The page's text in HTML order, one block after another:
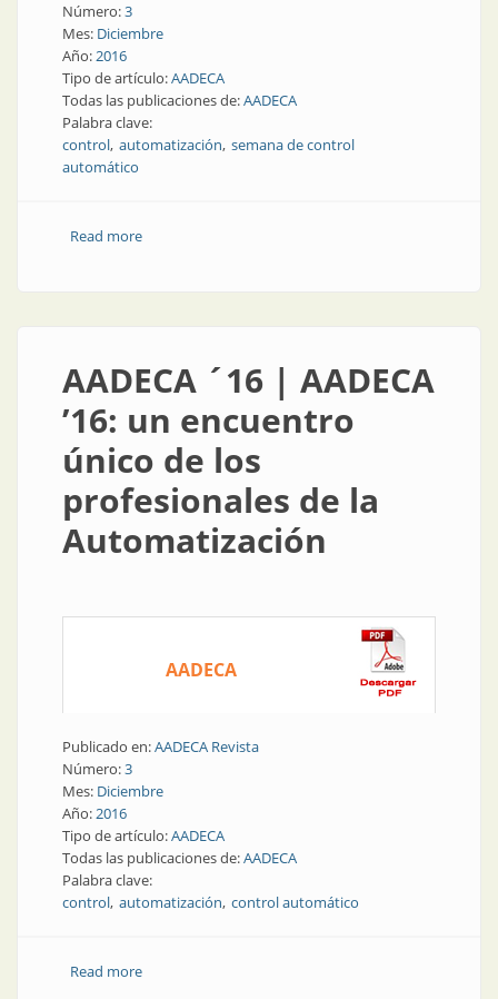
Número:3
Mes: Diciembre
Año:2016
Tipo de artículo:AADECA
Todas las publicaciones de:AADECA
Palabra clave:
control automatización semana de control
automático
Read moreabout AADECA ´2016 | AADECA ‘16: gobierno,
AADECA ´16 | AADECA
’16: un encuentro
único de los
profesionales de la
Automatización
AADECA
Publicado en:AADECA Revista
Número:3
Mes: Diciembre
Año:2016
Tipo de artículo:AADECA
Todas las publicaciones de:AADECA
Palabra clave:
control automatización control automático
Read moreabout AADECA ´16 | AADECA ’16: un encuentro único